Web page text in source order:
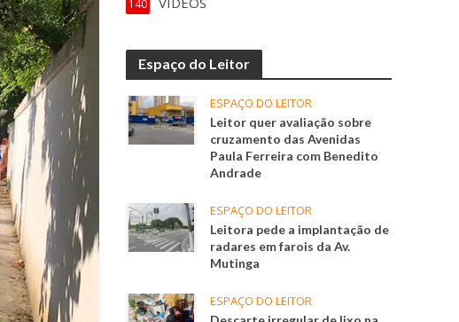
140
Espaço do Leitor
ESPAÇO DO LEITOR
Leitor quer avaliação sobre
cruzamento das Avenidas
Paula Ferreira com Benedito
Andrade
ESPAÇO DO LEITOR
Leitora pede a implantação de
radares em farois da Av.
Mutinga
ESPAÇO DO LEITOR